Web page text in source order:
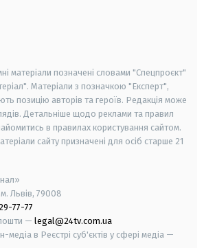
матеріали позначені словами "Спецпроєкт"
Матеріали з позначкою "Експерт",
позицію авторів та героїв. Редакція може
Детальніше щодо реклами та правил
в правилах користування сайтом.
сайту призначені для осіб старше 21
Львів, 79008
77-77
— legal@24tv.com.ua
медіа в Реєстрі суб'єктів у сфері медіа —